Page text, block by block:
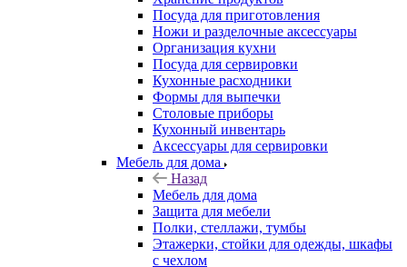
Посуда для приготовления
Ножи и разделочные аксессуары
Организация кухни
Посуда для сервировки
Кухонные расходники
Формы для выпечки
Столовые приборы
Кухонный инвентарь
Аксессуары для сервировки
Мебель для дома
Назад
Мебель для дома
Защита для мебели
Полки, стеллажи, тумбы
Этажерки, стойки для одежды, шкафы
с чехлом